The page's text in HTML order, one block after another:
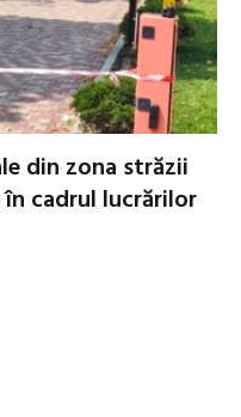
din zona străzii
cadrul lucrărilor